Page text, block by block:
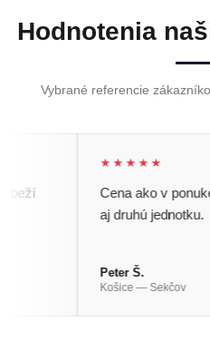
Hodnotenia
Vybrané referencie
★★★★★
Cena ako v ponuke,
aj druhú jednotku.
Peter Š.
Košice — Sekčov